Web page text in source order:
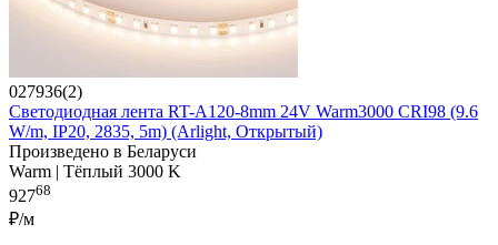
027936(2)
Светодиодная лента RT-A120-8mm 24V Warm3000 CRI98 (9.6
W/m, IP20, 2835, 5m) (Arlight, Открытый)
Произведено в Беларуси
Warm | Тёплый 3000 K
92768
₽/м